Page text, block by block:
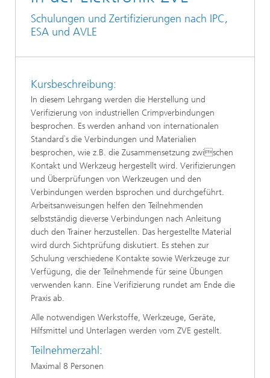
Schulungen und Zertifizierungen nach IPC,
ESA und AVLE
Kursbeschreibung:
In diesem Lehrgang werden die Herstellung und
Verifizierung von industriellen Crimpverbindungen
besprochen. Es werden anhand von internationalen
Standard`s die Verbindungen und Materialien
besprochen, wie z.B. die Zusammensetzung zwischen
Kontakt und Werkzeug hergestellt wird. Verifizierungen
und Überprüfungen von Werkzeugen und den
Verbindungen werden bsprochen und durchgeführt.
Arbeitsanweisungen helfen den Teilnehmenden
selbstständig dieverse Verbindungen nach Anleitung
duch den Trainer herzustellen. Das hergestellte Material
wird durch Sichtprüfung diskutiert. Es stehen zur
Schulung verschiedene Kontakte sowie Werkzeuge zur
Verfügung, die der Teilnehmende für seine Übungen
verwenden kann. Eine Verifizierung rundet am Ende die
Praxis ab.
Alle notwendigen Werkstoffe, Werkzeuge, Geräte,
Hilfsmittel und Unterlagen werden vom ZVE gestellt.
Teilnehmerzahl:
Maximal 8 Personen